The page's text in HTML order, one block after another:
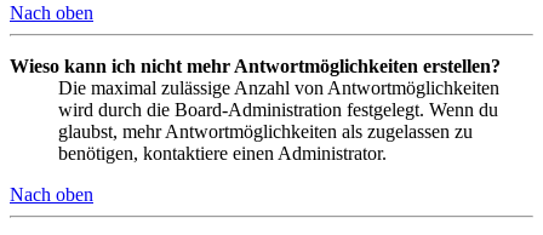
Nach oben
Wieso kann ich nicht mehr Antwortmöglichkeiten erstellen?
Die maximal zulässige Anzahl von Antwortmöglichkeiten
wird durch die Board-Administration festgelegt. Wenn du
glaubst, mehr Antwortmöglichkeiten als zugelassen zu
benötigen, kontaktiere einen Administrator.
Nach oben